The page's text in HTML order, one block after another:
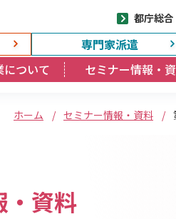
都庁総
専門家派遣
について セミナー情報・
ホーム / セミナー情報・資料 /
・資料